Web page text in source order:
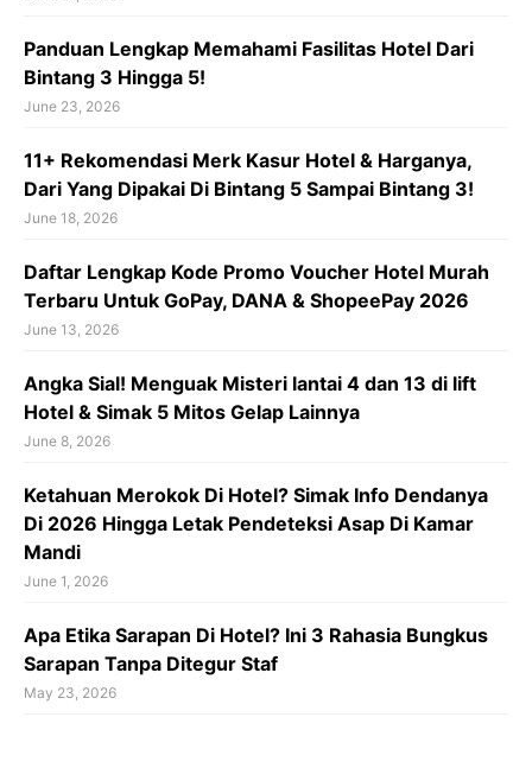
Panduan Lengkap Memahami Fasilitas Hotel Dari
Bintang 3 Hingga 5!
June 23, 2026
11+ Rekomendasi Merk Kasur Hotel & Harganya,
Dari Yang Dipakai Di Bintang 5 Sampai Bintang 3!
June 18, 2026
Daftar Lengkap Kode Promo Voucher Hotel Murah
Terbaru Untuk GoPay, DANA & ShopeePay 2026
June 13, 2026
Angka Sial! Menguak Misteri lantai 4 dan 13 di lift
Hotel & Simak 5 Mitos Gelap Lainnya
June 8, 2026
Ketahuan Merokok Di Hotel? Simak Info Dendanya
Di 2026 Hingga Letak Pendeteksi Asap Di Kamar
Mandi
June 1, 2026
Apa Etika Sarapan Di Hotel? Ini 3 Rahasia Bungkus
Sarapan Tanpa Ditegur Staf
May 23, 2026